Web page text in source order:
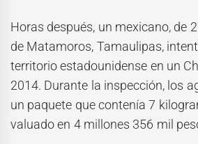
Horas después, un mexicano, de
de Matamoros, Tamaulipas,
territorio estadounidense en un
2014. Durante la inspección, los
un paquete que contenía 7
valuado en 4 millones 356 mil